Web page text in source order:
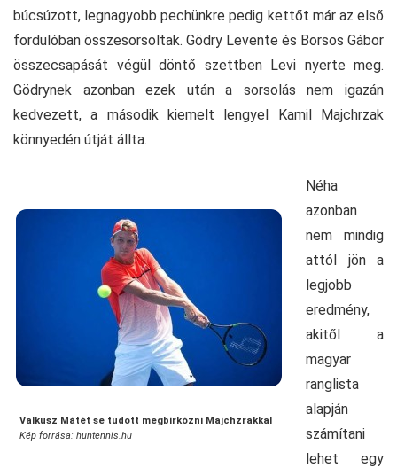
búcsúzott, legnagyobb pechünkre pedig kettőt már az első
fordulóban összesorsoltak. Gödry Levente és Borsos Gábor
összecsapását végül döntő szettben Levi nyerte meg.
Gödrynek azonban ezek után a sorsolás nem igazán
kedvezett, a második kiemelt lengyel Kamil Majchrzak
könnyedén útját állta.
Valkusz Mátét se tudott megbírkózni Majchzrakkal
Kép forrása: huntennis.hu
Néha
azonban
nem mindig
attól jön a
legjobb
eredmény,
akitől a
magyar
ranglista
alapján
számítani
lehet egy